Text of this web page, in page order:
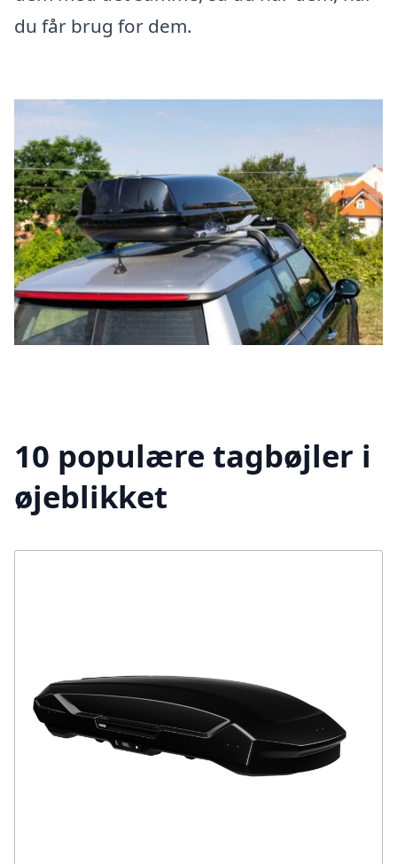
du får brug for dem.
10 populære tagbøjler i
øjeblikket